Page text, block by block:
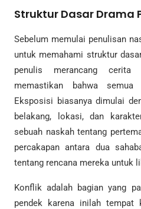
Struktur Dasar Drama
Sebelum memulai penulisan
untuk memahami struktur
penulis merancang cerita
memastikan bahwa
Eksposisi biasanya dimulai
belakang, lokasi, dan
sebuah naskah tentang
percakapan antara dua
tentang rencana mereka untuk
Konflik adalah bagian yang
pendek karena inilah tempat